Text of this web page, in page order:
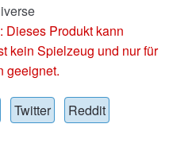
Dieses Produkt kann
kein Spielzeug und nur für
geeignet.
Twitter Reddit